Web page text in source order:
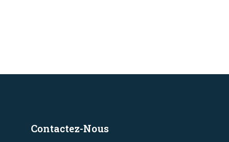
Contactez-Nous